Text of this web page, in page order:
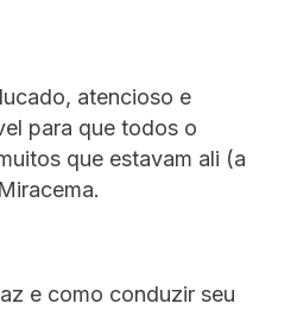
atencioso e
para que todos o
que estavam ali (a
e como conduzir seu